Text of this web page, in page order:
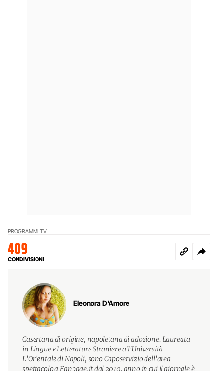
PROGRAMMI TV
409
CONDIVISIONI
Eleonora D'Amore
Casertana di origine, napoletana di adozione. Laureata
in Lingue e Letterature Straniere all'Università
L'Orientale di Napoli, sono Caposervizio dell'area
spettacolo a Fanpage.it dal 2010, anno in cui il giornale è